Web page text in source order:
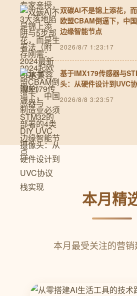
双碳AI不是锦上添花，
欧盟CBAM倒逼下，中
边缘智能节点
2026/8/7 1:23:17
基于IMX179传感器与
头：从硬件设计到UVC
2026/8/8 3:23:57
本月精
本月最受关注的营